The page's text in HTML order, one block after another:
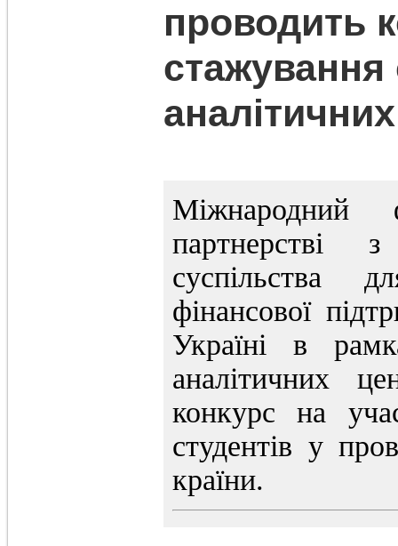
проводить
стажування
Міжнародний
партнерстві з
суспільства
фінансової
Україні в
аналітичних
конкурс на
студентів у
країни.